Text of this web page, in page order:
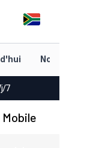
jeux
7